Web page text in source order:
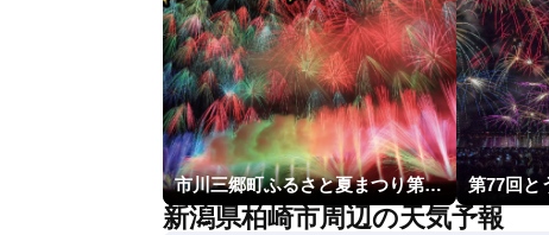
市川三郷町ふるさと夏まつり第38回神明の花火大会 第77回と
新潟県柏崎市周辺の天気予報